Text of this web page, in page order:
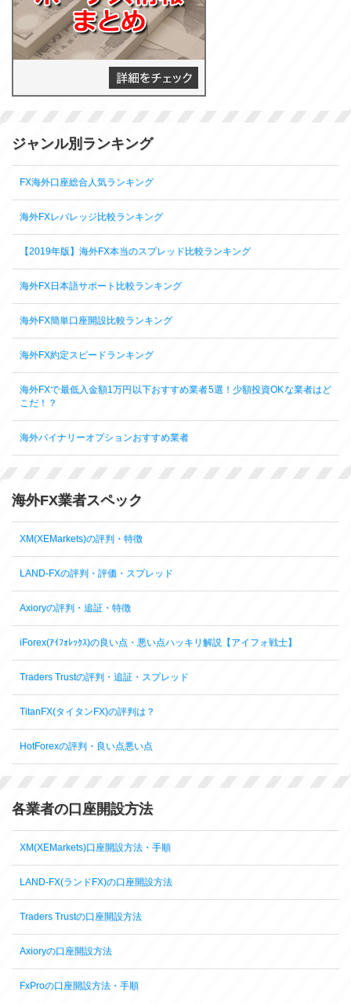
ジャンル別ランキング
FX海外口座総合人気ランキング
海外FXレバレッジ比較ランキング
【2019年版】海外FX本当のスプレッド比較ランキング
海外FX日本語サポート比較ランキング
海外FX簡単口座開設比較ランキング
海外FX約定スピードランキング
海外FXで最低入金額1万円以下おすすめ業者5選！少額投資OKな業者はど
こだ！？
海外バイナリーオプションおすすめ業者
海外FX業者スペック
XM(XEMarkets)の評判・特徴
LAND-FXの評判・評価・スプレッド
Axioryの評判・追証・特徴
iForex(ｱｲﾌｫﾚｯｸｽ)の良い点・悪い点ハッキリ解説【アイフォ戦士】
Traders Trustの評判・追証・スプレッド
TitanFX(タイタンFX)の評判は？
HotForexの評判・良い点悪い点
各業者の口座開設方法
XM(XEMarkets)口座開設方法・手順
LAND-FX(ランドFX)の口座開設方法
Traders Trustの口座開設方法
Axioryの口座開設方法
FxProの口座開設方法・手順